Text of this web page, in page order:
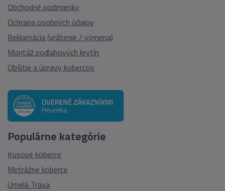
Obchodné podmienky
Ochrana osobných údajov
Reklamácia (vrátenie / výmena)
Montáž podlahových krytín
Obšitie a úpravy kobercov
Populárne kategórie
Kusové koberce
Metrážne koberce
Umelá Tráva